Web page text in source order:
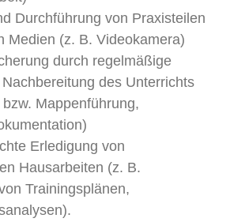
Durchführung von Praxisteilen
Medien (z. B. Videokamera)
durch regelmäßige
des Unterrichts
Mappenführung,
Erledigung von
Hausarbeiten (z. B.
Trainingsplänen,